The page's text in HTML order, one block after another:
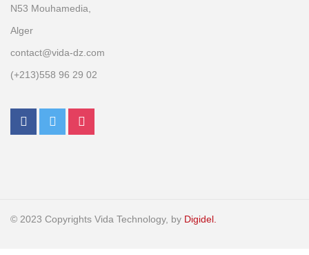
N53 Mouhamedia,
Alger
contact@vida-dz.com
(+213)558 96 29 02
© 2023 Copyrights Vida Technology, by Digidel.